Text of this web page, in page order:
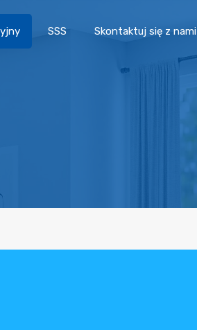
SSS Skontaktuj się z nami